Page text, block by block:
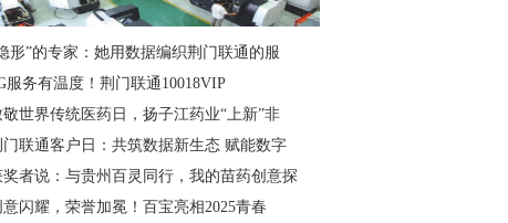
形”的专家：她用数据编织荆门联通的服
服务有温度！荆门联通10018VIP
敬世界传统医药日，扬子江药业“上新”非
门联通客户日：共筑数据新生态 赋能数字
奖者说：与贵州百灵同行，我的苗药创意探
意闪耀，荣誉加冕！百宝亮相2025青春